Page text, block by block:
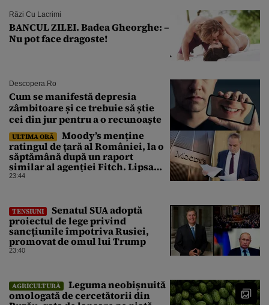
Râzi Cu Lacrimi
BANCUL ZILEI. Badea Gheorghe: –
Nu pot face dragoste!
Descopera.ro
Cum se manifestă depresia
zâmbitoare și ce trebuie să știe
cei din jur pentru a o recunoaște
ULTIMA ORĂ
Moody’s menține
ratingul de țară al României, la o
săptămână după un raport
similar al agenției Fitch. Lipsa
unui guvern cu puteri depline,
23:44
TENSIUNI
Senatul SUA adoptă
proiectul de lege privind
sancțiunile împotriva Rusiei,
promovat de omul lui Trump
23:40
AGRICULTURĂ
Leguma neobișnuită
omologată de cercetătorii din